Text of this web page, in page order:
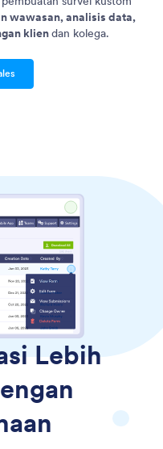
wawasan, analisis data,
kliendan kolega.
Lebih